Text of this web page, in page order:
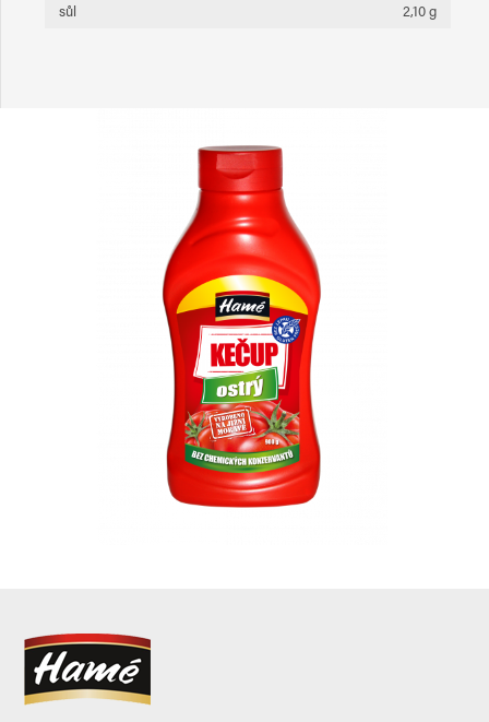
sůl
2,10 g